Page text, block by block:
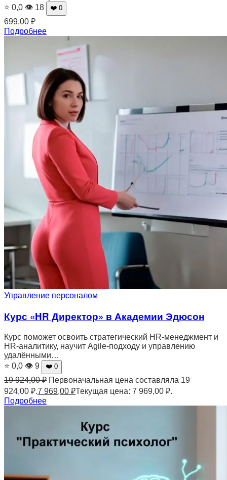
⭐ 0,0 👁 18 ❤️ 0
699,00 ₽
Подробнее
Управление персоналом
Курс «HR Директор» в Академии Эдюсон
Курс поможет освоить стратегический HR-менеджмент и
HR-аналитику, научит Agile-подходу и управлению
удалёнными…
⭐ 0,0 👁 9 ❤️ 0
19 924,00₽ Первоначальная цена составляла 19
924,00 ₽.7 969,00 ₽Текущая цена: 7 969,00 ₽.
Подробнее